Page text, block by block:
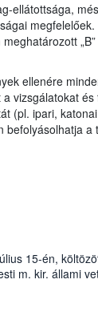
ellátottsága,
ellenére
vizsgálatokat
(pl. ipari,
befolyásolhatja a
15-én,
m. kir. állami
szám alatti,